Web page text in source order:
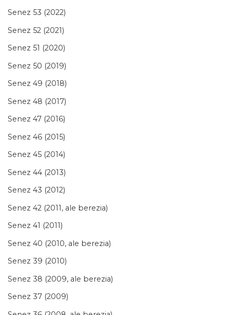
Senez 53 (2022)
Senez 52 (2021)
Senez 51 (2020)
Senez 50 (2019)
Senez 49 (2018)
Senez 48 (2017)
Senez 47 (2016)
Senez 46 (2015)
Senez 45 (2014)
Senez 44 (2013)
Senez 43 (2012)
Senez 42 (2011, ale berezia)
Senez 41 (2011)
Senez 40 (2010, ale berezia)
Senez 39 (2010)
Senez 38 (2009, ale berezia)
Senez 37 (2009)